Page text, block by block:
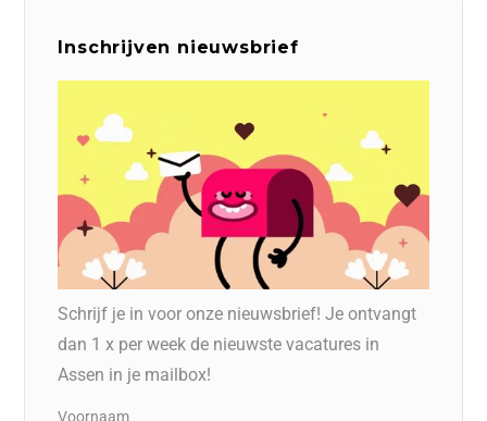
Inschrijven nieuwsbrief
Schrijf je in voor onze nieuwsbrief! Je ontvangt
dan 1 x per week de nieuwste vacatures in
Assen in je mailbox!
Voornaam